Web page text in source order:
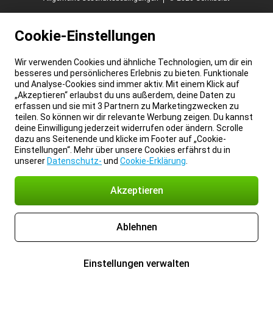
Cookie-Einstellungen
Wir verwenden Cookies und ähnliche Technologien, um dir ein
besseres und persönlicheres Erlebnis zu bieten. Funktionale
und Analyse-Cookies sind immer aktiv. Mit einem Klick auf
„Akzeptieren“ erlaubst du uns außerdem, deine Daten zu
erfassen und sie mit 3 Partnern zu Marketingzwecken zu
teilen. So können wir dir relevante Werbung zeigen. Du kannst
deine Einwilligung jederzeit widerrufen oder ändern. Scrolle
dazu ans Seitenende und klicke im Footer auf „Cookie-
Einstellungen“. Mehr über unsere Cookies erfährst du in
unserer Datenschutz- und Cookie-Erklärung
Akzeptieren
Ablehnen
Einstellungen verwalten